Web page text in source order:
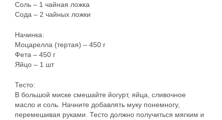
Соль – 1 чайная ложка
Сода – 2 чайных ложки
Начинка:
Моцарелла (тертая) – 450 г
Фета – 450 г
Яйцо – 1 шт
Тесто:
В большой миске смешайте йогурт, яйца, сливочное
масло и соль. Начните добавлять муку понемногу,
перемешивая руками. Тесто должно получиться мягким и